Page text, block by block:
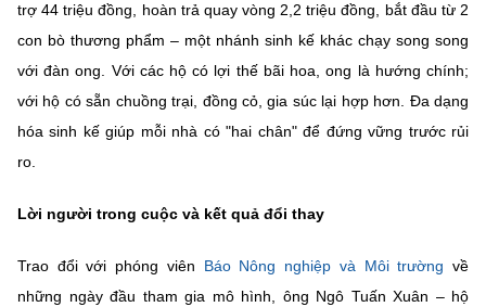
trợ 44 triệu đồng, hoàn trả quay vòng 2,2 triệu đồng, bắt đầu từ 2
con bò thương phẩm – một nhánh sinh kế khác chạy song song
với đàn ong. Với các hộ có lợi thế bãi hoa, ong là hướng chính;
với hộ có sẵn chuồng trại, đồng cỏ, gia súc lại hợp hơn. Đa dạng
hóa sinh kế giúp mỗi nhà có "hai chân" để đứng vững trước rủi
ro.
Lời người trong cuộc và kết quả đổi thay
Trao đổi với phóng viên Báo Nông nghiệp và Môi trường về
những ngày đầu tham gia mô hình, ông Ngô Tuấn Xuân – hộ